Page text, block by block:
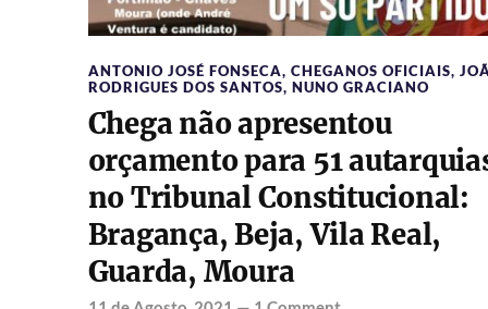
ANTONIO JOSÉ FONSECA, CHEGANOS OFICIAIS,
RODRIGUES DOS SANTOS, NUNO GRACIANO
Chega não apresentou
orçamento para 51
no Tribunal Constitucional:
Bragança, Beja, Vila Real,
Guarda, Moura